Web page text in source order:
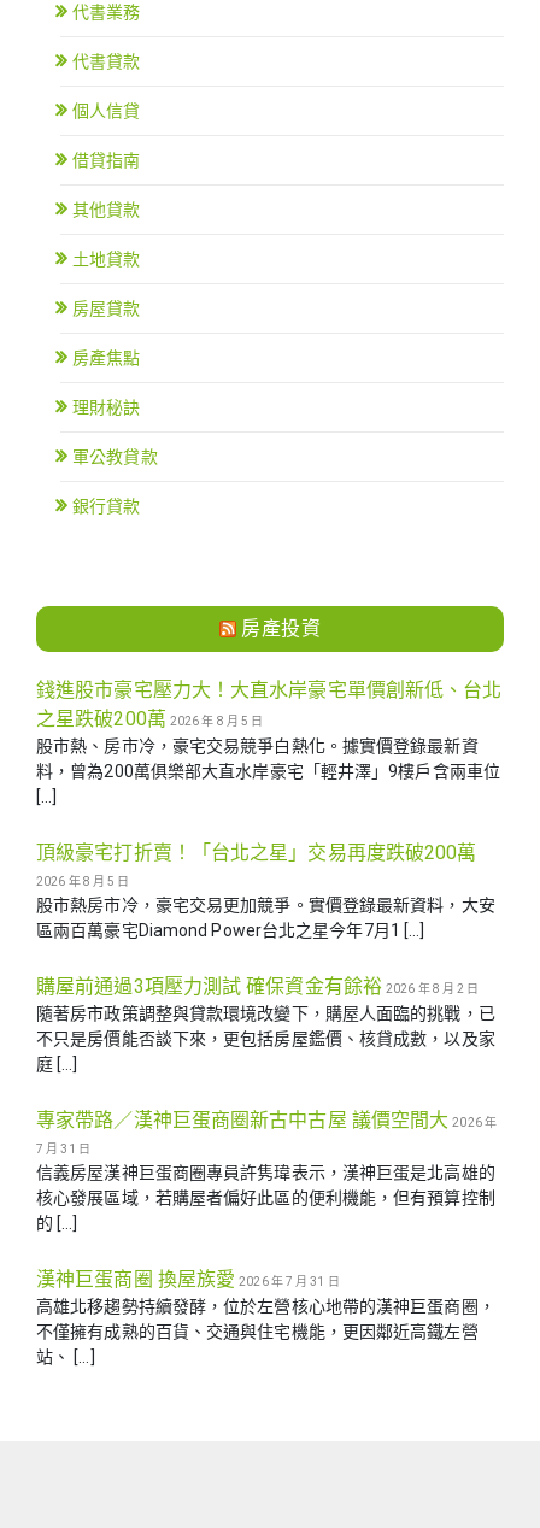
代書業務
代書貸款
個人信貸
借貸指南
其他貸款
土地貸款
房屋貸款
房產焦點
理財秘訣
軍公教貸款
銀行貸款
房產投資
錢進股市豪宅壓力大！大直水岸豪宅單價創新低、台北
之星跌破200萬 2026 年 8 月 5 日
股市熱、房市冷，豪宅交易競爭白熱化。據實價登錄最新資
料，曾為200萬俱樂部大直水岸豪宅「輕井澤」9樓戶含兩車位
[…]
頂級豪宅打折賣！「台北之星」交易再度跌破200萬
2026 年 8 月 5 日
股市熱房市冷，豪宅交易更加競爭。實價登錄最新資料，大安
區兩百萬豪宅Diamond Power台北之星今年7月1 […]
購屋前通過3項壓力測試 確保資金有餘裕 2026 年 8 月 2 日
隨著房市政策調整與貸款環境改變下，購屋人面臨的挑戰，已
不只是房價能否談下來，更包括房屋鑑價、核貸成數，以及家
庭 […]
專家帶路／漢神巨蛋商圈新古中古屋 議價空間大 2026 年
7 月 31 日
信義房屋漢神巨蛋商圈專員許隽瑋表示，漢神巨蛋是北高雄的
核心發展區域，若購屋者偏好此區的便利機能，但有預算控制
的 […]
漢神巨蛋商圈 換屋族愛 2026 年 7 月 31 日
高雄北移趨勢持續發酵，位於左營核心地帶的漢神巨蛋商圈，
不僅擁有成熟的百貨、交通與住宅機能，更因鄰近高鐵左營
站、 […]